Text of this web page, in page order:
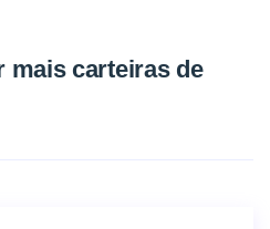
mais carteiras de